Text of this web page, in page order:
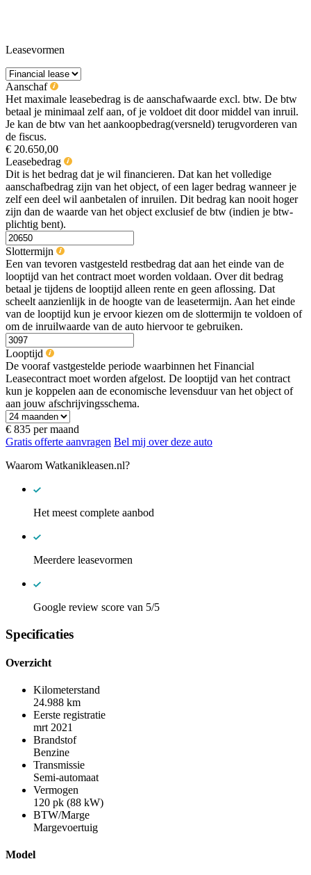
Leasevormen
Aanschaf
Het maximale leasebedrag is de aanschafwaarde excl. btw. De btw
betaal je minimaal zelf aan, of je voldoet dit door middel van inruil.
Je kan de btw van het aankoopbedrag(versneld) terugvorderen van
de fiscus.
€ 20.650,00
Leasebedrag
Dit is het bedrag dat je wil financieren. Dat kan het volledige
aanschafbedrag zijn van het object, of een lager bedrag wanneer je
zelf een deel wil aanbetalen of inruilen. Dit bedrag kan nooit hoger
zijn dan de waarde van het object exclusief de btw (indien je btw-
plichtig bent).
Slottermijn
Een van tevoren vastgesteld restbedrag dat aan het einde van de
looptijd van het contract moet worden voldaan. Over dit bedrag
betaal je tijdens de looptijd alleen rente en geen aflossing. Dat
scheelt aanzienlijk in de hoogte van de leasetermijn. Aan het einde
van de looptijd kun je ervoor kiezen om de slottermijn te voldoen of
om de inruilwaarde van de auto hiervoor te gebruiken.
Looptijd
De vooraf vastgestelde periode waarbinnen het Financial
Leasecontract moet worden afgelost. De looptijd van het contract
kun je koppelen aan de economische levensduur van het object of
aan jouw afschrijvingsschema.
€ 835 per maand
Gratis offerte aanvragen Bel mij over deze auto
Waarom Watkanikleasen.nl?
Het meest complete aanbod
Meerdere leasevormen
Google review score van 5/5
Specificaties
Overzicht
Kilometerstand
24.988 km
Eerste registratie
mrt 2021
Brandstof
Benzine
Transmissie
Semi-automaat
Vermogen
120 pk (88 kW)
BTW/Marge
Margevoertuig
Model